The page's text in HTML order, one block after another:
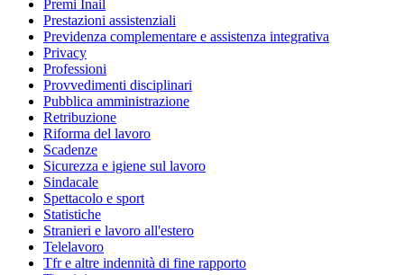
Premi Inail
Prestazioni assistenziali
Previdenza complementare e assistenza integrativa
Privacy
Professioni
Provvedimenti disciplinari
Pubblica amministrazione
Retribuzione
Riforma del lavoro
Scadenze
Sicurezza e igiene sul lavoro
Sindacale
Spettacolo e sport
Statistiche
Stranieri e lavoro all'estero
Telelavoro
Tfr e altre indennità di fine rapporto